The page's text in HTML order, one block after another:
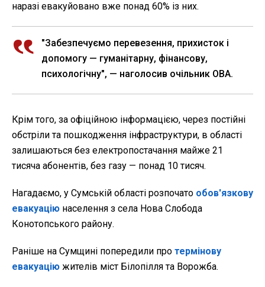
наразі евакуйовано вже понад 60% із них.
"Забезпечуємо перевезення, прихисток і
допомогу — гуманітарну, фінансову,
психологічну", — наголосив очільник ОВА.
Крім того, за офіційною інформацією, через постійні
обстріли та пошкодження інфраструктури, в області
залишаються без електропостачання майже 21
тисяча абонентів, без газу — понад 10 тисяч.
Нагадаємо, у Сумській області розпочато обов'язкову
евакуацію населення з села Нова Слобода
Конотопського району.
Раніше на Сумщині попередили про термінову
евакуацію жителів міст Білопілля та Ворожба.